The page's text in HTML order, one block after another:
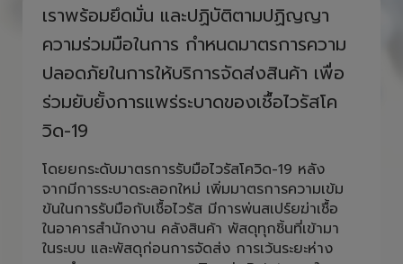
เราพร้อมยึดมั่น และปฏิบัติตามปฏิญญา
ความร่วมมือในการ กำหนดมาตรการความ
ปลอดภัยในการให้บริการจัดส่งสินค้า เพื่อ
ร่วมยับยั้งการแพร่ระบาดของเชื้อไวรัสโค
วิด-19
โดยยกระดับมาตรการรับมือไวรัสโควิด-19 หลัง
จากมีการระบาดระลอกใหม่ เพิ่มมาตรการความเข้ม
ข้นในการรับมือกับเชื้อไวรัส มีการพ่นสเปร์ยฆ่าเชื้อ
ในอาคารสำนักงาน คลังสินค้า พัสดุทุกชิ้นที่เข้ามา
ในระบบ และพัสดุก่อนการจัดส่ง การเว้นระยะห่าง